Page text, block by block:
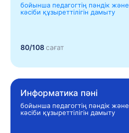
бойынша педагогтің пәндік және
кәсіби құзыреттілігін дамыту
80/108сағат
Информатика пәні
бойынша педагогтің пәндік және
кәсіби құзыреттілігін дамыту